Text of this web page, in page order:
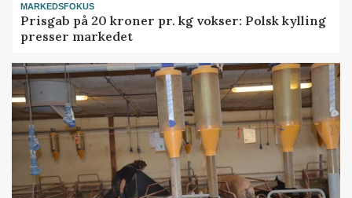
MARKEDSFOKUS
Prisgab på 20 kroner pr. kg vokser: Polsk kylling
presser markedet